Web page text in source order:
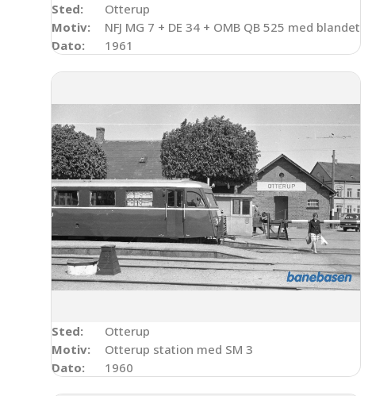
Sted:
Otterup
Motiv:
NFJ MG 7 + DE 34 + OMB QB 525 med
Dato:
1961
Sted:
Otterup
Motiv:
Otterup station med SM 3
Dato:
1960